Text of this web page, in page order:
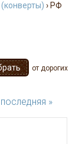
(конверты) › РФ
от дорогих
последняя »